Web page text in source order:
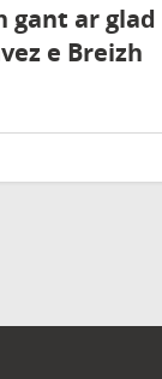
gant ar glad
e Breizh